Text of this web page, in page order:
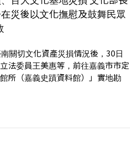
災後以文化撫慰及鼓舞民眾
關切文化資產災損情況後，30日
法委員王美惠等，前往嘉義市市定
所（嘉義史蹟資料館）」實地勘